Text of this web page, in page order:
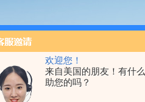
欢迎您！
来自美国的朋友！有什
助您的吗？
栓拉伸试验机